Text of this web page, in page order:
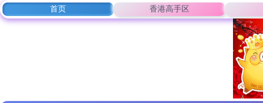
首页 香港高手区